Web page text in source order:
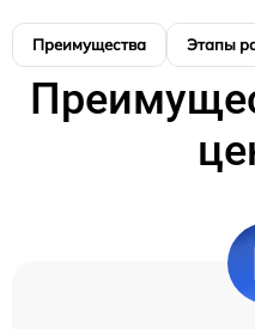
Преимущества Этапы